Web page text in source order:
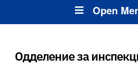
Open
Одделение за